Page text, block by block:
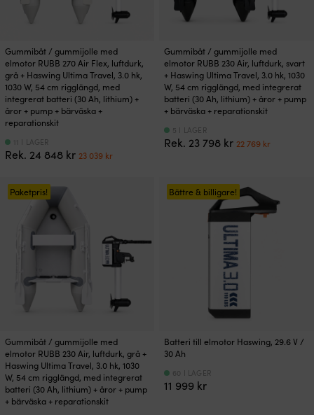
Gummibåt / gummijolle med
elmotor RUBB 270 Air Flex, luftdurk,
grå + Haswing Ultima Travel, 3.0 hk,
1030 W, 54 cm rigglängd, med
integrerat batteri (30 Ah, lithium) +
åror + pump + bärväska +
reparationskit
Rek. 24 848 kr Det
23 039 krDet
11 I LAGER
Gummibåt / gummijolle med
elmotor RUBB 230 Air, luftdurk, svart
+ Haswing Ultima Travel, 3.0 hk, 1030
W, 54 cm rigglängd, med integrerat
batteri (30 Ah, lithium) + åror + pump
+ bärväska + reparationskit
Rek. 23 798 kr Det
var:
23
798 kr.
22 769 krDet
769 kr.
5 I LAGER
Paketpris!
Gummibåt / gummijolle med
elmotor RUBB 230 Air, luftdurk, grå +
Haswing Ultima Travel, 3.0 hk, 1030
W, 54 cm rigglängd, med integrerat
batteri (30 Ah, lithium) + åror + pump
+ bärväska + reparationskit
Bättre & billigare!
Batteri till elmotor Haswing, 29.6 V /
30 Ah
11 999 kr
60 I LAGER